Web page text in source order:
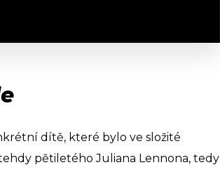
dítě, které bylo ve složité
pětiletého Juliana Lennona, tedy